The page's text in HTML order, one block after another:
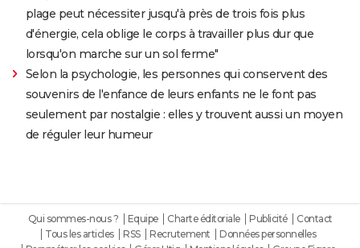
plage peut nécessiter jusqu'à près de trois fois plus
d'énergie, cela oblige le corps à travailler plus dur que
lorsqu'on marche sur un sol ferme"
Selon la psychologie, les personnes qui conservent des
souvenirs de l'enfance de leurs enfants ne le font pas
seulement par nostalgie : elles y trouvent aussi un moyen
de réguler leur humeur
Qui sommes-nous ? Equipe Charte éditoriale Publicité
Contact
Tous les articles
RSS Recrutement
Données personnelles